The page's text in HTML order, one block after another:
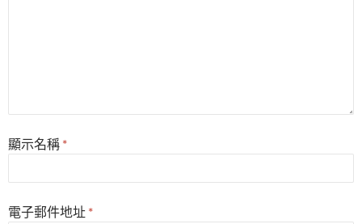
顯示名稱 *
電子郵件地址 *